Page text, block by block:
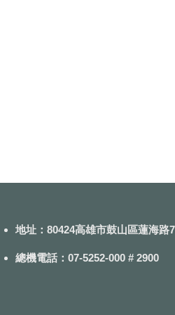
地址：80424高雄市鼓山區蓮海路
總機電話：07-5252-000 # 2900